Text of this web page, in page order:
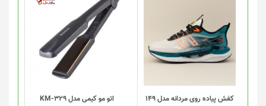
کفش پیاده روی مردانه مدل 149
محصول
دارای
انواع
مختلفی
باشد.
گزینه
اتو مو کیمی مدل KM-329